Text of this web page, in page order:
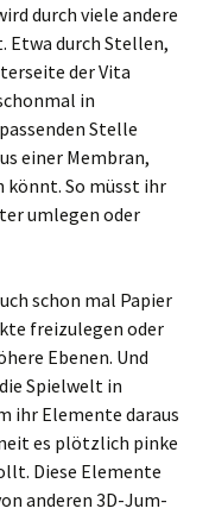
durch viele andere
durch Stellen,
der Vita
in
Stelle
einer Membran,
könnt. So müsst ihr
umlegen oder
schon mal Papier
freizulegen oder
Ebenen. Und
Spielwelt in
ihr Elemente daraus
es plötzlich pinke
Diese Elemente
anderen 3D-Jum-